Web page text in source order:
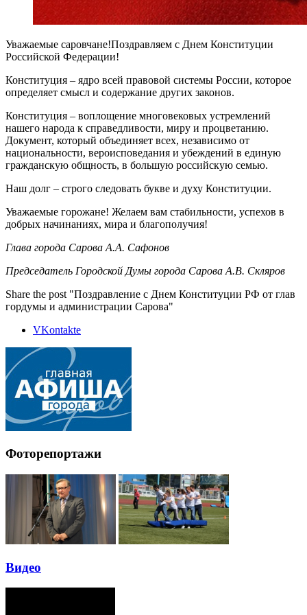
Уважаемые саровчане!Поздравляем с Днем Конституции
Российской Федерации!
Конституция – ядро всей правовой системы России, которое
определяет смысл и содержание других законов.
Конституция – воплощение многовековых устремлений
нашего народа к справедливости, миру и процветанию.
Документ, который объединяет всех, независимо от
национальности, вероисповедания и убеждений в единую
гражданскую общность, в большую российскую семью.
Наш долг – строго следовать букве и духу Конституции.
Уважаемые горожане! Желаем вам стабильности, успехов в
добрых начинаниях, мира и благополучия!
Глава города Сарова А.А. Сафонов
Председатель Городской Думы города Сарова А.В. Скляров
Share the post "Поздравление с Днем Конституции РФ от глав
гордумы и администрации Сарова"
VKontakte
Фоторепортажи
Видео